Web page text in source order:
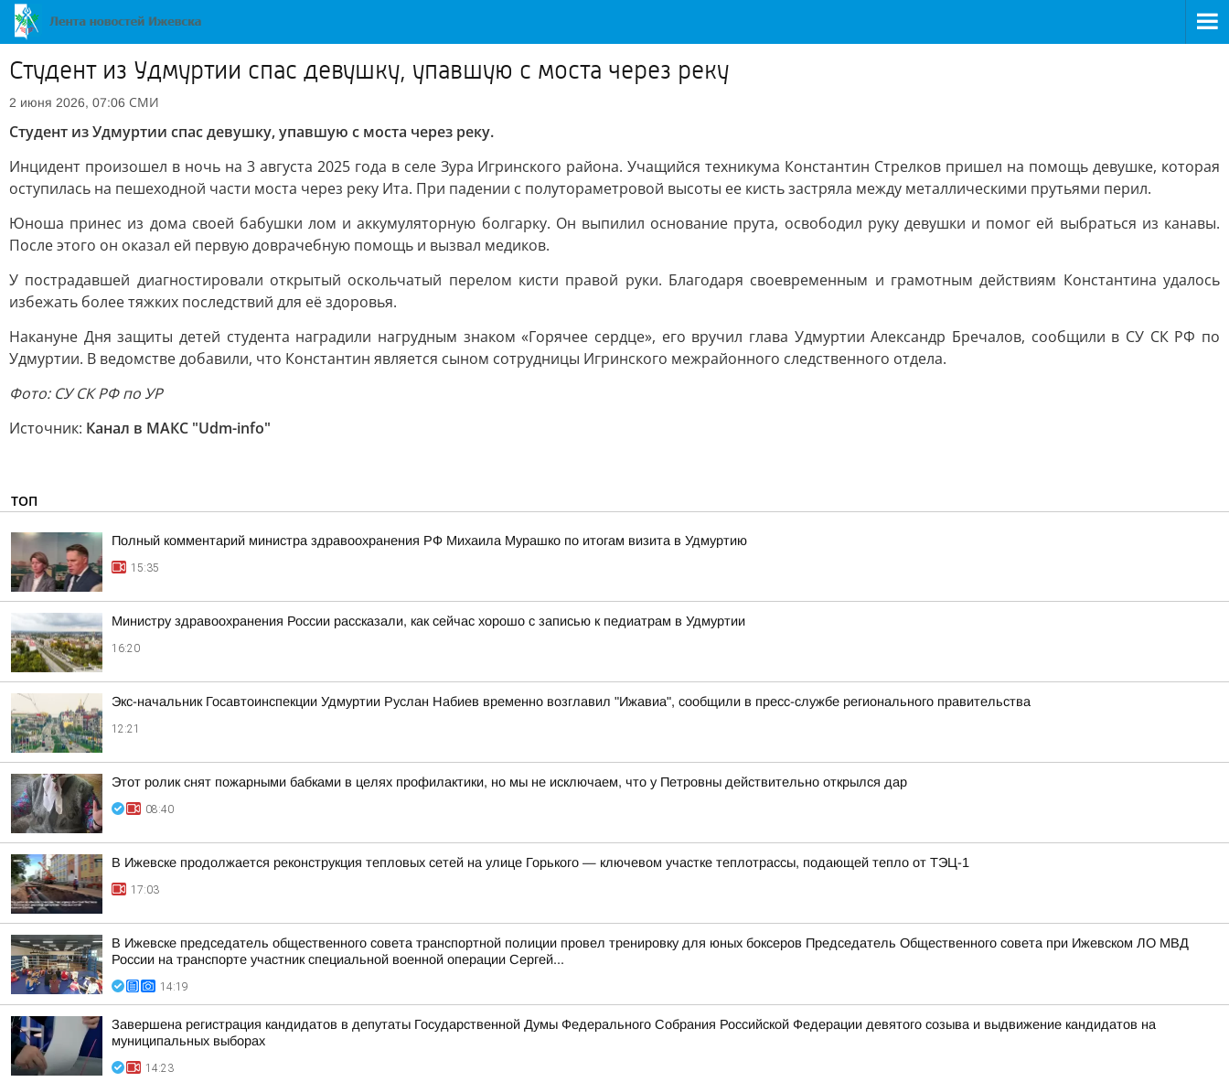
Студент из Удмуртии спас девушку, упавшую с моста через реку
2 июня 2026, 07:06 СМИ
Студент из Удмуртии спас девушку, упавшую с моста через реку.
Инцидент произошел в ночь на 3 августа 2025 года в селе Зура Игринского района. Учащийся техникума Константин Стрелков пришел на помощь девушке, которая
оступилась на пешеходной части моста через реку Ита. При падении с полутораметровой высоты ее кисть застряла между металлическими прутьями перил.
Юноша принес из дома своей бабушки лом и аккумуляторную болгарку. Он выпилил основание прута, освободил руку девушки и помог ей выбраться из канавы.
После этого он оказал ей первую доврачебную помощь и вызвал медиков.
У пострадавшей диагностировали открытый оскольчатый перелом кисти правой руки. Благодаря своевременным и грамотным действиям Константина удалось
избежать более тяжких последствий для её здоровья.
Накануне Дня защиты детей студента наградили нагрудным знаком «Горячее сердце», его вручил глава Удмуртии Александр Бречалов, сообщили в СУ СК РФ по
Удмуртии. В ведомстве добавили, что Константин является сыном сотрудницы Игринского межрайонного следственного отдела.
Фото: СУ СК РФ по УР
Источник: Канал в МАКС "Udm-info"
ТОП
Полный комментарий министра здравоохранения РФ Михаила Мурашко по итогам визита в Удмуртию
15:35
Министру здравоохранения России рассказали, как сейчас хорошо с записью к педиатрам в Удмуртии
16:20
Экс-начальник Госавтоинспекции Удмуртии Руслан Набиев временно возглавил "Ижавиа", сообщили в пресс-службе регионального правительства
12:21
Этот ролик снят пожарными бабками в целях профилактики, но мы не исключаем, что у Петровны действительно открылся дар
08:40
В Ижевске продолжается реконструкция тепловых сетей на улице Горького — ключевом участке теплотрассы, подающей тепло от ТЭЦ-1
17:03
В Ижевске председатель общественного совета транспортной полиции провел тренировку для юных боксеров Председатель Общественного совета при Ижевском ЛО МВД
России на транспорте участник специальной военной операции Сергей...
14:19
Завершена регистрация кандидатов в депутаты Государственной Думы Федерального Собрания Российской Федерации девятого созыва и выдвижение кандидатов на
муниципальных выборах
14:23